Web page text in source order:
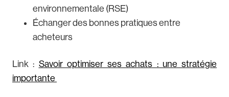
environnementale (RSE)
Échanger des bonnes pratiques entre
acheteurs
Link : Savoir optimiser ses achats : une stratégie
importante